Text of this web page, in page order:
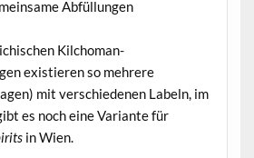
Abfüllungen
Kilchoman-
existieren so mehrere
mit verschiedenen Labeln, im
es noch eine Variante für
in Wien.